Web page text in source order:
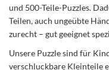
und 500-Teile-Puzzles.
Teilen, auch ungeübte
zurecht – gut geeignet
Unsere Puzzle sind für
verschluckbare Kleinteile